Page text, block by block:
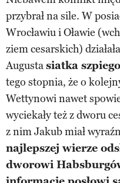
przybrał na sile. W
Wrocławiu i Oławie
ziem cesarskich)
Augustasiatka
tego stopnia, że o
Wettynowi nawet
wyciekały też z dworu
z nim Jakub miał
najlepszej wierze
dworowi